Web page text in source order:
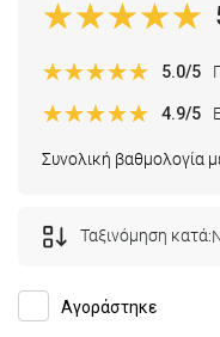
Συνολική βαθμολογία
5.0/5
4.9/5
Αγοράστηκε
Ταξινόμηση κατά: